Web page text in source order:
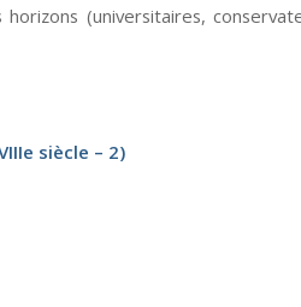
(universitaires,
siècle – 2)